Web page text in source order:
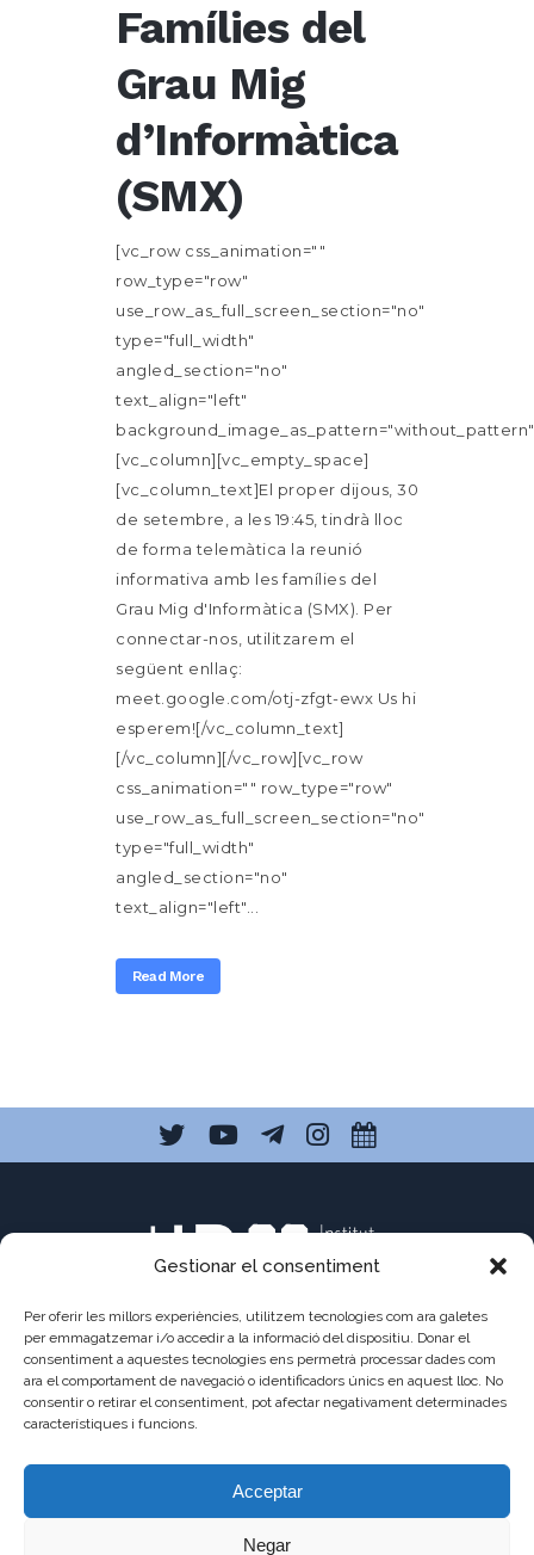
Gestionar el consentiment
Per oferir les millors experiències, utilitzem tecnologies com ara galetes
per emmagatzemar i/o accedir a la informació del dispositiu. Donar el
consentiment a aquestes tecnologies ens permetrà processar dades com
ara el comportament de navegació o identificadors únics en aquest lloc. No
consentir o retirar el consentiment, pot afectar negativament determinades
característiques i funcions.
Acceptar
Negar
Famílies del
Grau Mig
d’Informàtica
(SMX)
[vc_row css_animation=""
row_type="row"
use_row_as_full_screen_section="no"
type="full_width"
angled_section="no"
text_align="left"
[vc_column][vc_empty_space]
[vc_column_text]El proper dijous, 30
de setembre, a les 19:45, tindrà lloc
de forma telemàtica la reunió
informativa amb les famílies del
Grau Mig d'Informàtica (SMX). Per
connectar-nos, utilitzarem el
següent enllaç:
meet.google.com/otj-zfgt-ewx Us hi
esperem![/vc_column_text]
[/vc_column][/vc_row][vc_row
css_animation="" row_type="row"
use_row_as_full_screen_section="no"
type="full_width"
angled_section="no"
text_align="left"...
Read More
C/ Pau Claris 121
08009 Barcelona
93 487 03 01